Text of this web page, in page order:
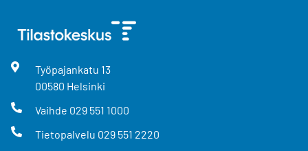
Työpajankatu 13
00580 Helsinki
Vaihde 029 551 1000
Tietopalvelu 029 551 2220